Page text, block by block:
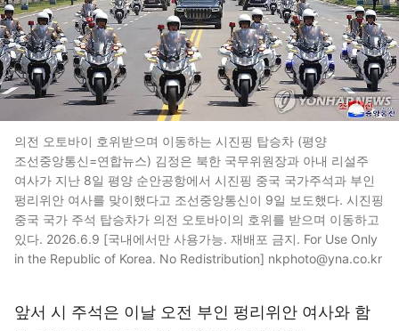
의전 오토바이 호위받으며 이동하는 시진핑 탑승차 (평양
조선중앙통신=연합뉴스) 김정은 북한 국무위원장과 아내 리설주
여사가 지난 8일 평양 순안공항에서 시진핑 중국 국가주석과 부인
펑리위안 여사를 맞이했다고 조선중앙통신이 9일 보도했다. 시진핑
중국 국가 주석 탑승차가 의전 오토바이의 호위를 받으며 이동하고
있다. 2026.6.9 [국내에서만 사용가능. 재배포 금지. For Use Only
in the Republic of Korea. No Redistribution] nkphoto@yna.co.kr
앞서 시 주석은 이날 오전 부인 펑리위안 여사와 함